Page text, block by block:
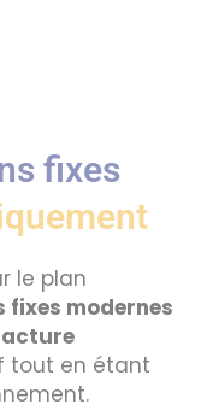
fixes
le plan
modernes
tout en étant